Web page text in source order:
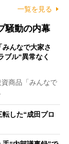
一覧を見る
騒動の内幕
みんなで大家さ
ブル“異常なく
商品「みんなで
転した“成田プロ